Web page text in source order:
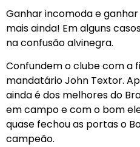
Ganhar incomoda e
mais ainda! Em alguns
na confusão alvinegra.
Confundem o clube com a
mandatário John Textor.
ainda é dos melhores do
em campo e com o bom
quase fechou as portas o
campeão.